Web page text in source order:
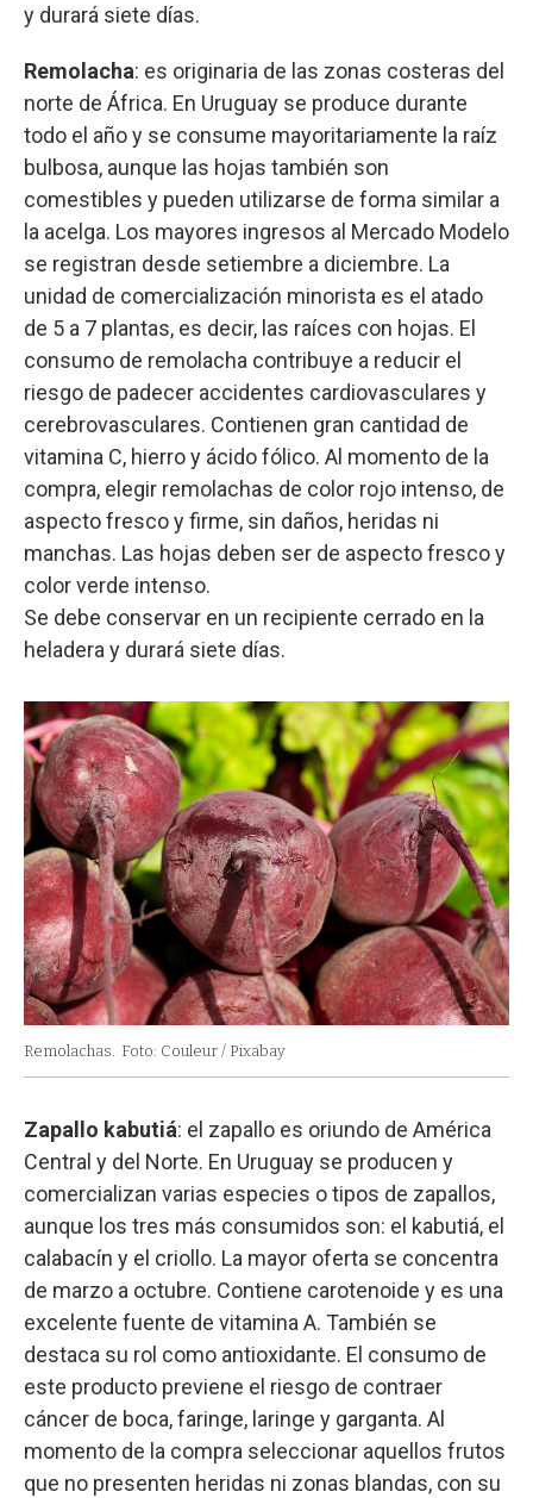
y durará siete días.
Remolacha: es originaria de las zonas costeras del
norte de África. En Uruguay se produce durante
todo el año y se consume mayoritariamente la raíz
bulbosa, aunque las hojas también son
comestibles y pueden utilizarse de forma similar a
la acelga. Los mayores ingresos al Mercado Modelo
se registran desde setiembre a diciembre. La
unidad de comercialización minorista es el atado
de 5 a 7 plantas, es decir, las raíces con hojas. El
consumo de remolacha contribuye a reducir el
riesgo de padecer accidentes cardiovasculares y
cerebrovasculares. Contienen gran cantidad de
vitamina C, hierro y ácido fólico. Al momento de la
compra, elegir remolachas de color rojo intenso, de
aspecto fresco y firme, sin daños, heridas ni
manchas. Las hojas deben ser de aspecto fresco y
color verde intenso.
Se debe conservar en un recipiente cerrado en la
heladera y durará siete días.
Remolachas. Foto: Couleur / Pixabay
Zapallo kabutiá: el zapallo es oriundo de América
Central y del Norte. En Uruguay se producen y
comercializan varias especies o tipos de zapallos,
aunque los tres más consumidos son: el kabutiá, el
calabacín y el criollo. La mayor oferta se concentra
de marzo a octubre. Contiene carotenoide y es una
excelente fuente de vitamina A. También se
destaca su rol como antioxidante. El consumo de
este producto previene el riesgo de contraer
cáncer de boca, faringe, laringe y garganta. Al
momento de la compra seleccionar aquellos frutos
que no presenten heridas ni zonas blandas, con su